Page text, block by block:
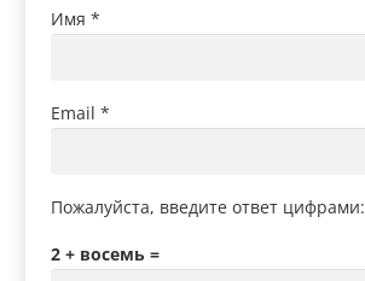
Имя *
Email *
Пожалуйста, введите ответ цифрами:
2 + восемь =